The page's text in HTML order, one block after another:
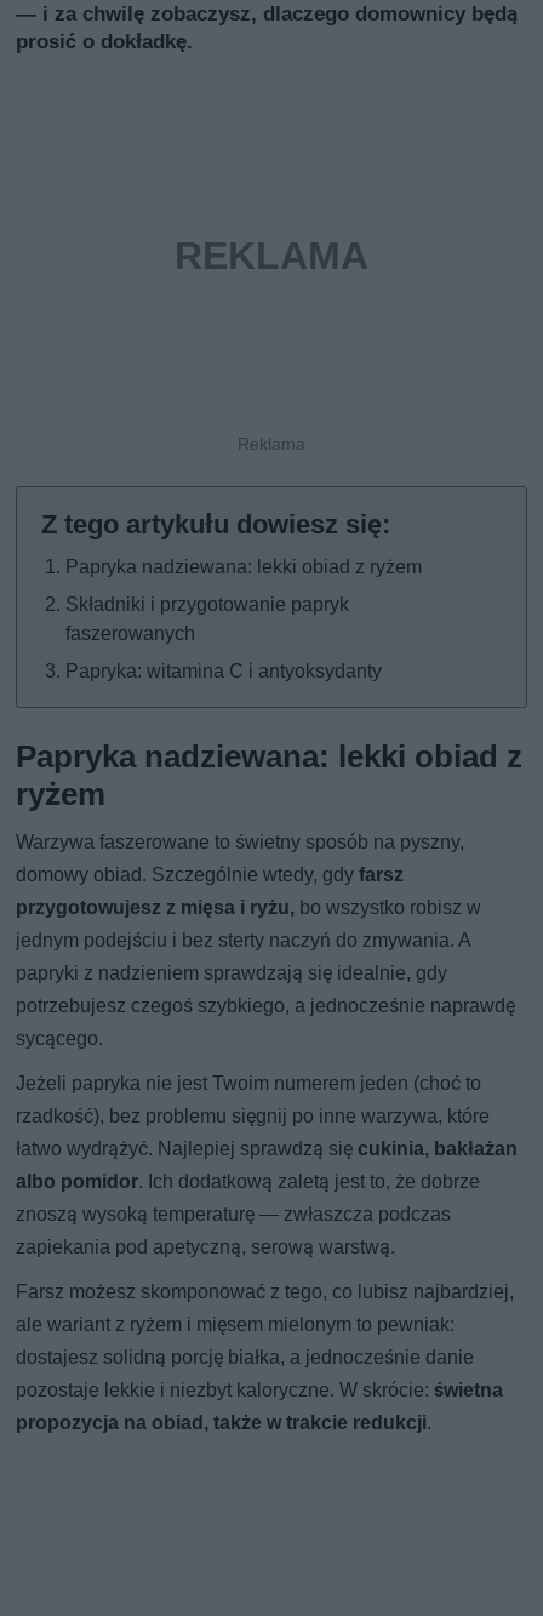
— i za chwilę zobaczysz, dlaczego domownicy będą
prosić o dokładkę.
Papryka nadziewana: lekki obiad z ryżem
Składniki i przygotowanie papryk
faszerowanych
Papryka: witamina C i antyoksydanty
Papryka nadziewana: lekki obiad z
ryżem
Warzywa faszerowane to świetny sposób na pyszny,
domowy obiad. Szczególnie wtedy, gdyfarsz
przygotowujesz z mięsa i ryżu, bo wszystko robisz w
jednym podejściu i bez sterty naczyń do zmywania. A
papryki z nadzieniem sprawdzają się idealnie, gdy
potrzebujesz czegoś szybkiego, a jednocześnie naprawdę
sycącego.
Jeżeli papryka nie jest Twoim numerem jeden (choć to
rzadkość), bez problemu sięgnij po inne warzywa, które
łatwo wydrążyć. Najlepiej sprawdzą się cukinia, bakłażan
albo pomidor. Ich dodatkową zaletą jest to, że dobrze
znoszą wysoką temperaturę — zwłaszcza podczas
zapiekania pod apetyczną, serową warstwą.
Farsz możesz skomponować z tego, co lubisz najbardziej,
ale wariant z ryżem i mięsem mielonym to pewniak:
dostajesz solidną porcję białka, a jednocześnie danie
pozostaje lekkie i niezbyt kaloryczne. W skrócie:świetna
propozycja na obiad, także w trakcie redukcji.